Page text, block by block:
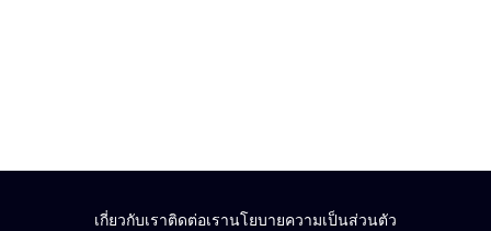
เกี่ยวกับเราติดต่อเรานโยบายความเป็นส่วนตัว